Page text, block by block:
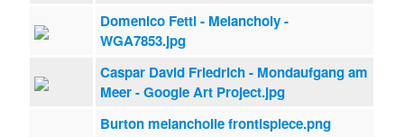
Domenico Fetti - Melancholy -
WGA7853.jpg
Caspar David Friedrich - Mondaufgang am
Meer - Google Art Project.jpg
Burton melancholie frontispiece.png